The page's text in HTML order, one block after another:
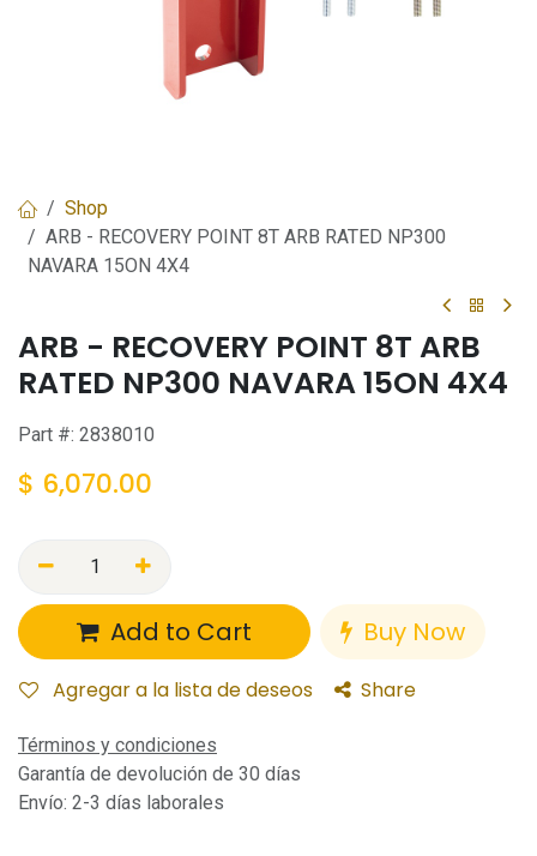
Shop
ARB - RECOVERY POINT 8T ARB RATED NP300
NAVARA 15ON 4X4
ARB - RECOVERY POINT 8T ARB
RATED NP300 NAVARA 15ON 4X4
Part #: 2838010
$ 6,070.00
Add to Cart Buy Now
Agregar a la lista de deseos Share
Términos y condiciones
Garantía de devolución de 30 días
Envío: 2-3 días laborales